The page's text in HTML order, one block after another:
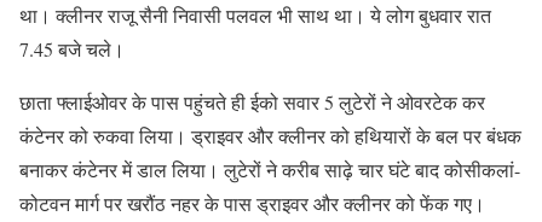
था। क्लीनर राजू सैनी निवासी पलवल भी साथ था। ये लोग बुधवार रात
7.45 बजे चले।
छाता फ्लाईओवर के पास पहुंचते ही ईको सवार 5 लुटेरों ने ओवरटेक कर
कंटेनर को रुकवा लिया। ड्राइवर और क्लीनर को हथियारों के बल पर बंधक
बनाकर कंटेनर में डाल लिया। लुटेरों ने करीब साढ़े चार घंटे बाद कोसीकलां-
कोटवन मार्ग पर खरौंठ नहर के पास ड्राइवर और क्लीनर को फेंक गए।